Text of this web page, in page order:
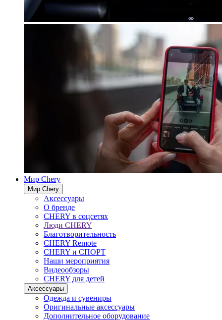
Мир Chery
Мир Chery
Аксессуары
О бренде
CHERY в соцсетях
Люди CHERY
Благотворительность
CHERY Remote
CHERY и СПОРТ
Наши мероприятия
Видеообзоры
CHERY для детей
Аксессуары
Одежда и сувениры
Оригинальные аксессуары
Дополнительное оборудование